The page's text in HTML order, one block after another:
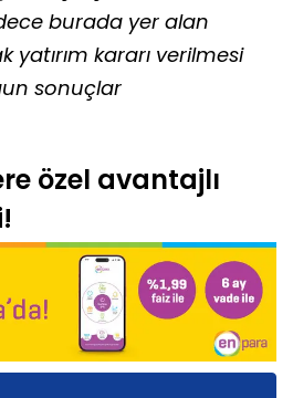
burada yer alan
yatırım kararı verilmesi
sonuçlar
özel avantajlı